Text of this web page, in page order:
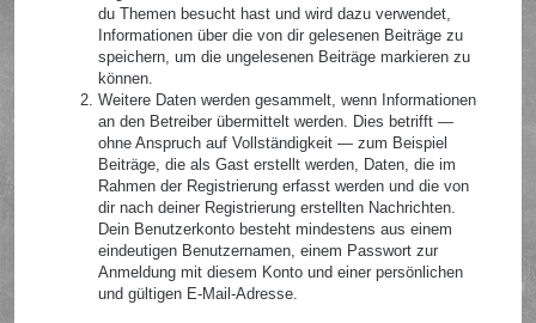
du Themen besucht hast und wird dazu verwendet,
Informationen über die von dir gelesenen Beiträge zu
speichern, um die ungelesenen Beiträge markieren zu
können.
Weitere Daten werden gesammelt, wenn Informationen
an den Betreiber übermittelt werden. Dies betrifft —
ohne Anspruch auf Vollständigkeit — zum Beispiel
Beiträge, die als Gast erstellt werden, Daten, die im
Rahmen der Registrierung erfasst werden und die von
dir nach deiner Registrierung erstellten Nachrichten.
Dein Benutzerkonto besteht mindestens aus einem
eindeutigen Benutzernamen, einem Passwort zur
Anmeldung mit diesem Konto und einer persönlichen
und gültigen E-Mail-Adresse.